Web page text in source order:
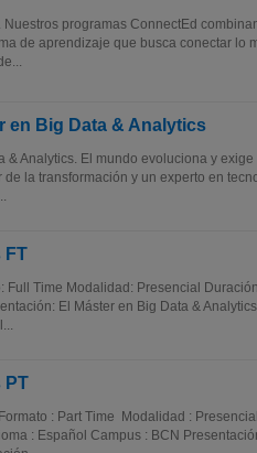
Nuestros programas ConnectEd
de aprendizaje que busca conectar lo
en Big Data & Analytics
& Analytics. El mundo evoluciona y
la transformación y un experto en
FT
Full Time Modalidad: Presencial
El Máster en Big Data &
PT
: Part Time Modalidad :
: Español Campus : BCN